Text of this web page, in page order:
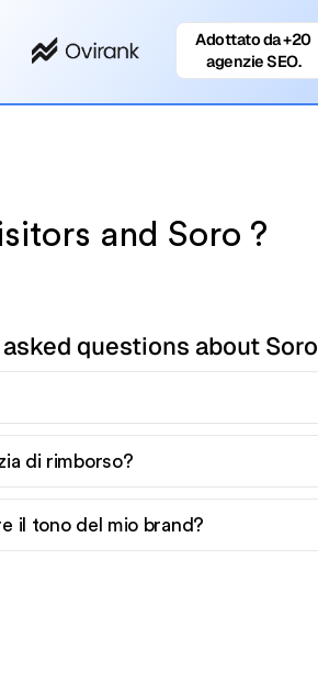
Adottato da +20
agenzie SEO.
and Soro ?
questions about Soro
di rimborso?
il tono del mio brand?